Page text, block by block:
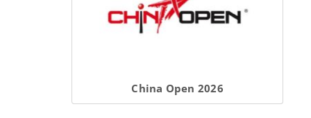
Сhina Open 2026